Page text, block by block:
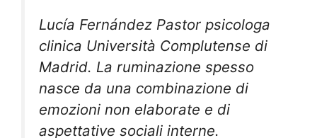
Lucía Fernández Pastor psicologa
clinica Università Complutense di
Madrid. La ruminazione spesso
nasce da una combinazione di
emozioni non elaborate e di
aspettative sociali interne.